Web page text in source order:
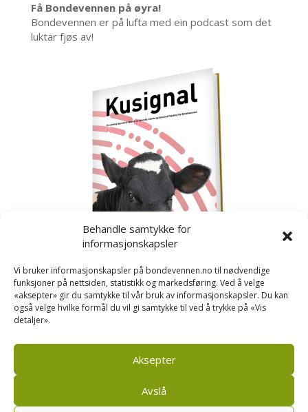
Behandle samtykke for
informasjonskapsler
Vi bruker informasjonskapsler på bondevennen.no til nødvendige
funksjoner på nettsiden, statistikk og markedsføring. Ved å velge
«aksepter» gir du samtykke til vår bruk av informasjonskapsler. Du kan
også velge hvilke formål du vil gi samtykke til ved å trykke på «Vis
detaljer».
Aksepter
Avslå
Få Bondevennen på øyra!
Bondevennen er på lufta med ein podcast som det
luktar fjøs av!
Kusignal